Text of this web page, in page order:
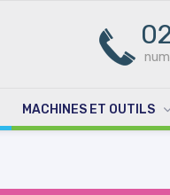
MACHINES ET OUTILS